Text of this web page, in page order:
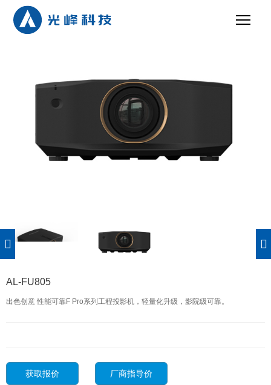
AL-FU805
出色创意 性能可靠F Pro系列工程投影机，轻量化升级，影院级可靠。
获取报价 厂商指导价